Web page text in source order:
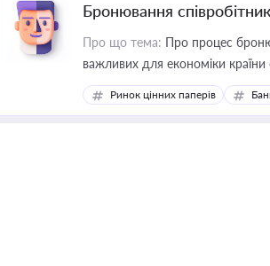
Бронювання
Про що тема: Про процес
важливих для економіки країни
Ринок цінних паперів